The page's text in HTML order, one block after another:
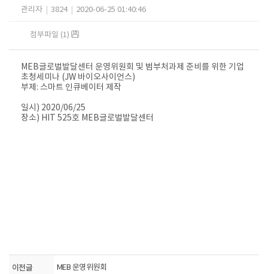
관리자 3824 2020-06-25 01:40:46
첨부파일 (1)
MEB글로벌발달센터 운영위원회 및 범부처과제 준비를 위한 기업
초청세미나 (JW 바이오사이언스)
부제: 스마트 인큐베이터 제작
일시) 2020/06/25
장소) HIT 525호 MEB글로벌발달센터
이전글 MEB 운영위원회